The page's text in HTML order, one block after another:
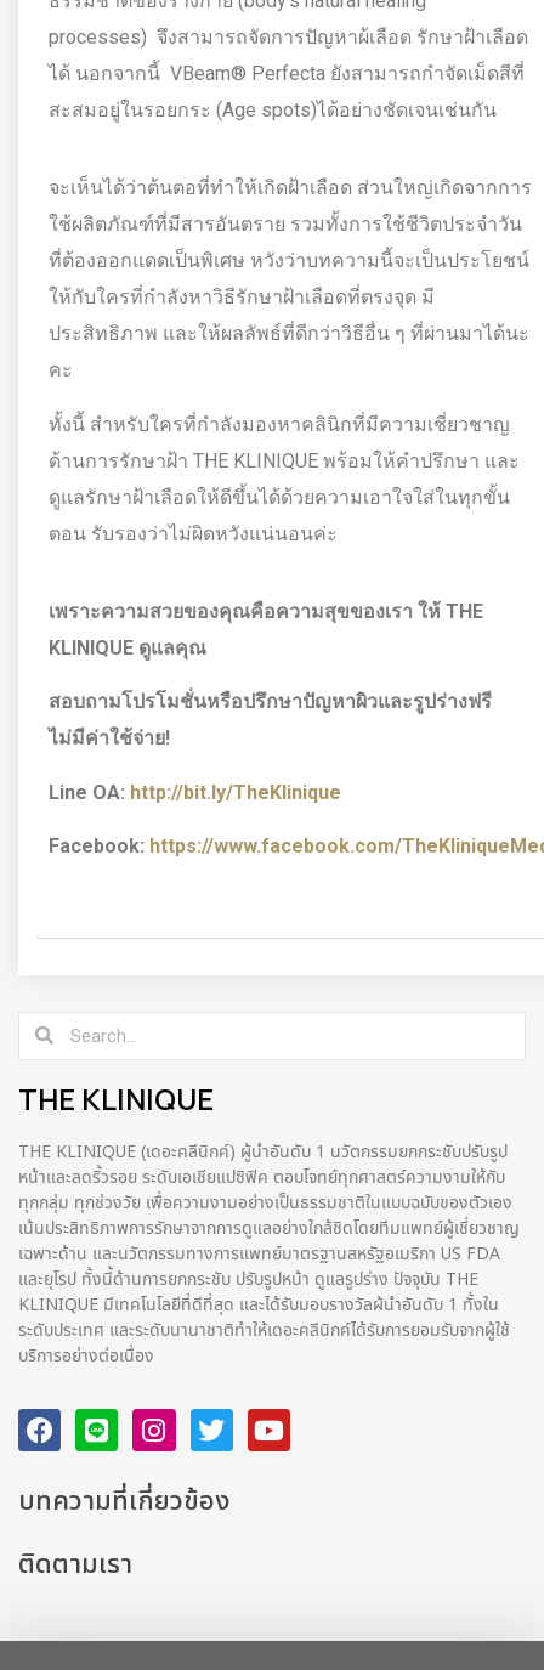
processes) จึงสามารถจัดการปัญหาผ้เลือด รักษาฝ้าเลือด
ได้ นอกจากนี้ VBeam® Perfecta ยังสามารถกำจัดเม็ดสีที่
สะสมอยู่ในรอยกระ (Age spots)ได้อย่างชัดเจนเช่นกัน
จะเห็นได้ว่าต้นตอที่ทำให้เกิดฝ้าเลือด ส่วนใหญ่เกิดจากการ
ใช้ผลิตภัณฑ์ที่มีสารอันตราย รวมทั้งการใช้ชีวิตประจำวัน
ที่ต้องออกแดดเป็นพิเศษ หวังว่าบทความนี้จะเป็นประโยชน์
ให้กับใครที่กำลังหาวิธีรักษาฝ้าเลือดที่ตรงจุด มี
ประสิทธิภาพ และให้ผลลัพธ์ที่ดีกว่าวิธีอื่น ๆ ที่ผ่านมาได้นะ
คะ
ทั้งนี้ สำหรับใครที่กำลังมองหาคลินิกที่มีความเชี่ยวชาญ
ด้านการรักษาฝ้า THE KLINIQUE พร้อมให้คำปรึกษา และ
ดูแลรักษาฝ้าเลือดให้ดีขึ้นได้ด้วยความเอาใจใส่ในทุกขั้น
ตอน รับรองว่าไม่ผิดหวังแน่นอนค่ะ
เพราะความสวยของคุณคือความสุขของเรา ให้ THE
KLINIQUE ดูแลคุณ
สอบถามโปรโมชั่นหรือปรึกษาปัญหาผิวและรูปร่างฟรี
ไม่มีค่าใช้จ่าย!
Line OA: http://bit.ly/TheKlinique
Facebook: https://www.facebook.com/
THE KLINIQUE
THE KLINIQUE (เดอะคลีนิกค์) ผู้นำอันดับ 1 นวัตกรรมยกกระชับปรับรูป
หน้าและลดริ้วรอย ระดับเอเชียแปซิฟิค ตอบโจทย์ทุกศาสตร์ความงามให้กับ
ทุกกลุ่ม ทุกช่วงวัย เพื่อความงามอย่างเป็นธรรมชาติในแบบฉบับของตัวเอง
เน้นประสิทธิภาพการรักษาจากการดูแลอย่างใกล้ชิดโดยทีมแพทย์ผู้เชี่ยวชาญ
เฉพาะด้าน และนวัตกรรมทางการแพทย์มาตรฐานสหรัฐอเมริกา US FDA
และยุโรป ทั้งนี้ด้านการยกกระชับ ปรับรูปหน้า ดูแลรูปร่าง ปัจจุบัน THE
KLINIQUE มีเทคโนโลยีที่ดีที่สุด และได้รับมอบรางวัลผ้นำอันดับ 1 ทั้งใน
ระดับประเทศ และระดับนานาชาติทําให้เดอะคลีนิกค์ได้รับการยอมรับจากผู้ใช้
บริการอย่างต่อเนื่อง
บทความที่เกี่ยวข้อง
ติดตามเรา